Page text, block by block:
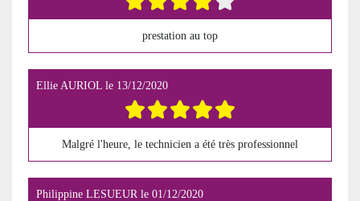
prestation au top
Ellie AURIOL le 13/12/2020
Malgré l'heure, le technicien a été très professionnel
Philippine LESUEUR le 01/12/2020